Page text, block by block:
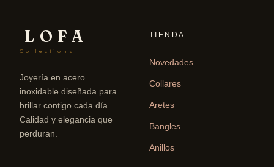
LOFA
Collections
Joyería en acero
inoxidable diseñada para
brillar contigo cada día.
Calidad y elegancia que
perduran.
TIENDA
Novedades
Collares
Aretes
Bangles
Anillos